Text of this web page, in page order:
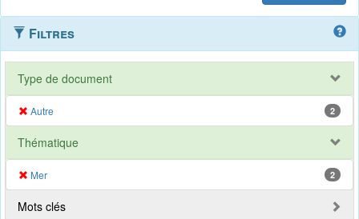
Filtres
Type de document
Autre 2
Thématique
Mer 2
Mots clés